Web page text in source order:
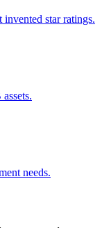
star ratings.
needs.